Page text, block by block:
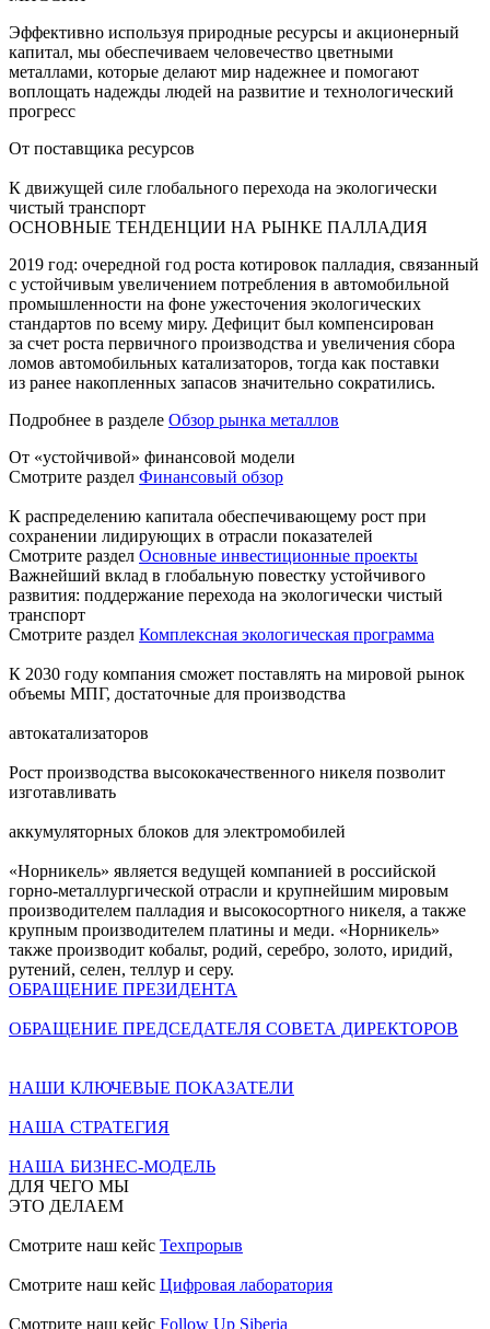
Эффективно используя природные ресурсы и акционерный
капитал, мы обеспечиваем человечество цветными
металлами, которые делают мир надежнее и помогают
воплощать надежды людей на развитие и технологический
прогресс
От поставщика ресурсов
К движущей силе глобального перехода на экологически
чистый транспорт
ОСНОВНЫЕ ТЕНДЕНЦИИ НА РЫНКЕ ПАЛЛАДИЯ
2019 год: очередной год роста котировок палладия, связанный
с устойчивым увеличением потребления в автомобильной
промышленности на фоне ужесточения экологических
стандартов по всему миру. Дефицит был компенсирован
за счет роста первичного производства и увеличения сбора
ломов автомобильных катализаторов, тогда как поставки
из ранее накопленных запасов значительно сократились.
Подробнее в разделе Обзор рынка металлов
От «устойчивой» финансовой модели
Смотрите раздел Финансовый обзор
К распределению капитала обеспечивающему рост при
сохранении лидирующих в отрасли показателей
Смотрите раздел Основные инвестиционные проекты
Важнейший вклад в глобальную повестку устойчивого
развития: поддержание перехода на экологически чистый
транспорт
Смотрите раздел Комплексная экологическая программа
К 2030 году компания сможет поставлять на мировой рынок
объемы МПГ, достаточные для производства
автокатализаторов
Рост производства высококачественного никеля позволит
изготавливать
аккумуляторных блоков для электромобилей
«Норникель» является ведущей компанией в российской
горно-металлургической отрасли и крупнейшим мировым
производителем палладия и высокосортного никеля, а также
крупным производителем платины и меди. «Норникель»
также производит кобальт, родий, серебро, золото, иридий,
рутений, селен, теллур и серу.
ОБРАЩЕНИЕ ПРЕЗИДЕНТА
ОБРАЩЕНИЕ ПРЕДСЕДАТЕЛЯ СОВЕТА ДИРЕКТОРОВ
НАШИ КЛЮЧЕВЫЕ ПОКАЗАТЕЛИ
НАША СТРАТЕГИЯ
НАША БИЗНЕС-МОДЕЛЬ
ДЛЯ ЧЕГО МЫ
ЭТО ДЕЛАЕМ
Смотрите наш кейс Техпрорыв
Смотрите наш кейс Цифровая лаборатория
Смотрите наш кейс Follow Up Siberia